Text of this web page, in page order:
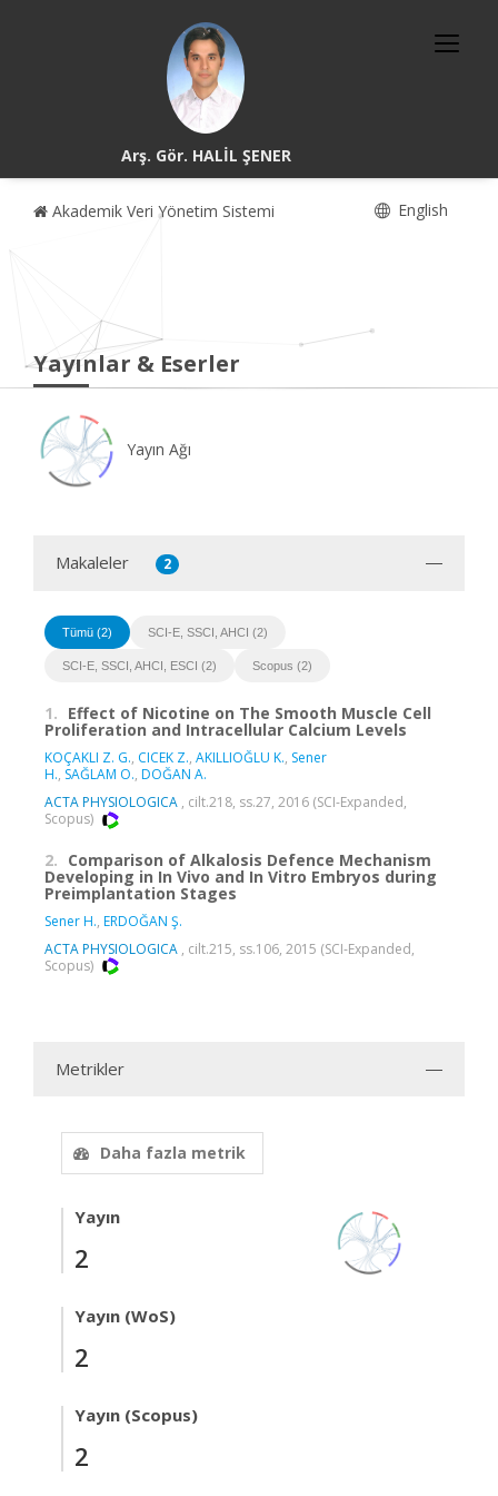
Arş. Gör. HALİL ŞENER
Akademik Veri Yönetim Sistemi English
Yayınlar & Eserler
Yayın Ağı
Makaleler 2
Tümü (2) SCI-E, SSCI, AHCI (2)
SCI-E, SSCI, AHCI, ESCI (2) Scopus (2)
1. Effect of Nicotine on The Smooth Muscle Cell
Proliferation and Intracellular Calcium Levels
KOÇAKLI Z. G., CICEK Z., AKILLIOĞLU K., Sener
H., SAĞLAM O., DOĞAN A.
ACTA PHYSIOLOGICA , cilt.218, ss.27, 2016 (SCI-Expanded,
Scopus)
2. Comparison of Alkalosis Defence Mechanism
Developing in In Vivo and In Vitro Embryos during
Preimplantation Stages
Sener H., ERDOĞAN Ş.
ACTA PHYSIOLOGICA , cilt.215, ss.106, 2015 (SCI-Expanded,
Scopus)
Metrikler
Daha fazla metrik
Yayın
2
Yayın (WoS)
2
Yayın (Scopus)
2